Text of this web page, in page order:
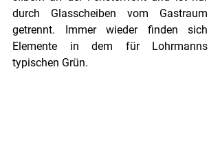
durch Glasscheiben vom Gastraum
getrennt. Immer wieder finden sich
Elemente in dem für Lohrmanns
typischen Grün.